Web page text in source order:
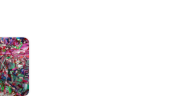
PEOPLE